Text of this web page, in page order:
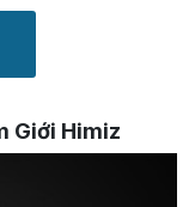
Giới Himiz